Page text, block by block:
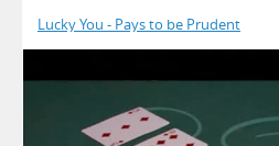
Lucky You - Pays to be Prudent